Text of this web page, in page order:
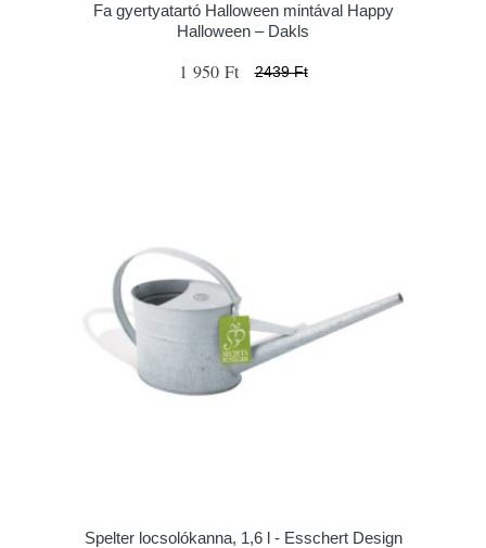
Fa gyertyatartó Halloween mintával Happy
Halloween – Dakls
1 950 Ft 2439 Ft
Spelter locsolókanna, 1,6 l - Esschert Design